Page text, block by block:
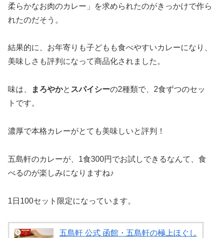
柔らかなお肉のカレー」を求められたのがきっかけで作ら
れたのだそう。
結果的に、お年寄りも子どもも食べやすいカレーになり、
美味しさも評判になって商品化されました。
味は、 まろやかと スパイシーの2種類で、2食ずつのセッ
トです。
濃厚で本格カレーがとても美味しいと評判！
五島軒のカレーが、1食300円でお試しできるなんて、食
べるのが楽しみになりますね♪
1日100セット限定になっています。
五島軒 公式 函館・五島軒の極上ほぐし